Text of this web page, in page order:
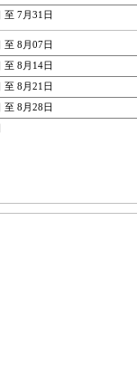
至 7月31日
至 8月07日
至 8月14日
至 8月21日
至 8月28日